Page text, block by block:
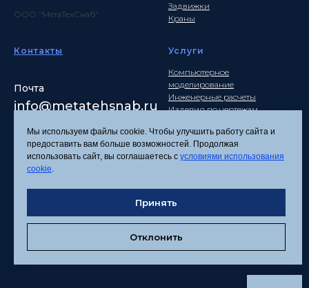
ООО "МетаТехСнаб"
Задвижки
Краны
Контакты
Почта
info@metatehsnab.ru
Услуги
Компьютерное
моделирование
Инженерные расчеты
Изделия по чертежам
Политика
Согласие на обработку
персональных данных
Соглашение об
Мы используем файлы cookie. Чтобы улучшить работу сайта и
предоставить вам больше возможностей. Продолжая
использовать сайт, вы соглашаетесь с условиями использования
cookie.
Принять
Отклонить